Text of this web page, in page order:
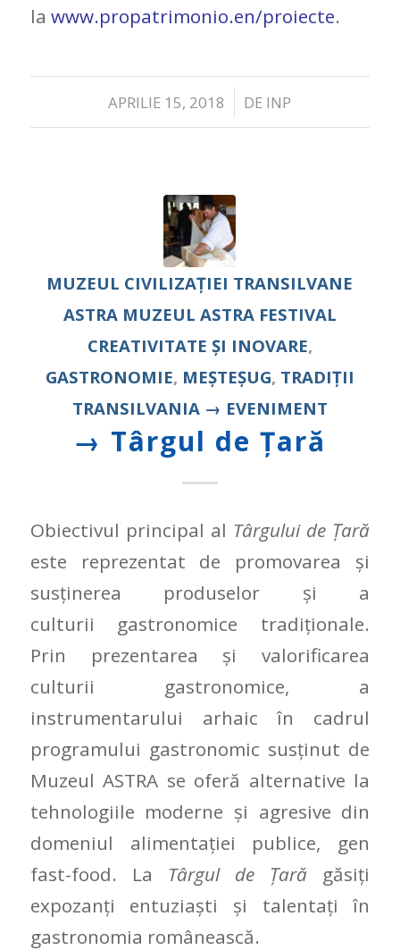
la www.propatrimonio.en/proiecte.
APRILIE 15, 2018
/ DE INP
MUZEUL CIVILIZAŢIEI TRANSILVANE
ASTRA MUZEUL ASTRA FESTIVAL
CREATIVITATE ȘI INOVARE,
GASTRONOMIE, MEȘTEȘUG, TRADIȚII
TRANSILVANIA → EVENIMENT
→ Târgul de Țară
Obiectivul principal al Târgului de Ţară
este reprezentat de promovarea şi
susţinerea produselor şi a
culturii gastronomice tradiţionale.
Prin prezentarea şi valorificarea
culturii gastronomice, a
instrumentarului arhaic în cadrul
programului gastronomic susţinut de
Muzeul ASTRA se oferă alternative la
tehnologiile moderne şi agresive din
domeniul alimentaţiei publice, gen
fast-food. La Târgul de Ţară găsiți
expozanți entuziaști și talentați în
gastronomia românească.